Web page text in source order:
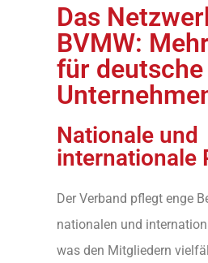
Das
BVMW:
für deutsche
Nationale und
internationale
Der Verband pflegt enge
nationalen und
was den Mitgliedern